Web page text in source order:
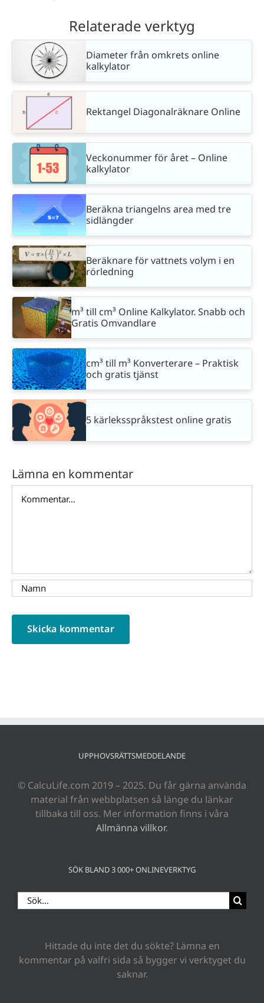
Relaterade verktyg
Diameter från omkrets online
kalkylator
Rektangel Diagonalräknare Online
Veckonummer för året – Online
kalkylator
Beräkna triangelns area med tre
sidlängder
Beräknare för vattnets volym i en
rörledning
m³ till cm³ Online Kalkylator. Snabb och
Gratis Omvandlare
cm³ till m³ Konverterare – Praktisk
och gratis tjänst
5 kärleksspråkstest online gratis
Lämna en kommentar
UPPHOVSRÄTTSMEDDELANDE
© CalcuLife.com 2019 – 2025. Du får gärna använda
material från webbplatsen så länge du länkar
tillbaka till oss. Mer information finns i våra
Allmänna villkor.
SÖK BLAND 3 000+ ONLINEVERKTYG
Sök
efter:
Hittade du inte det du sökte? Lämna en
kommentar på valfri sida så bygger vi verktyget du
saknar.